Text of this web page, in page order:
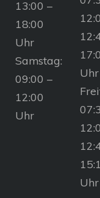
13:00 –
18:00
Uhr
Samstag:
09:00 –
12:00
Uhr
Uhr
Uhr